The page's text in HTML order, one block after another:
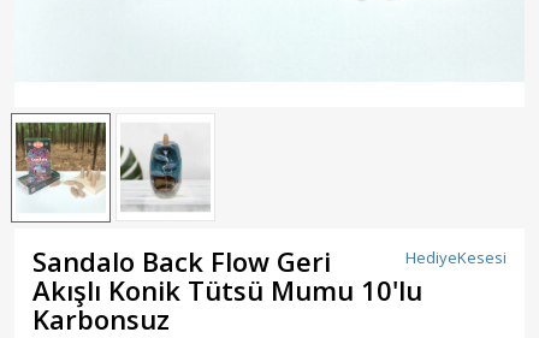
HediyeKesesi
Sandalo Back Flow Geri
Akışlı Konik Tütsü Mumu 10'lu
Karbonsuz